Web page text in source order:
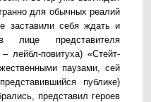
для обычных реалий
заставили себя ждать и
представителя
лейбл-повитуха) «Стейт-
паузами, сей
публике)
представил героев